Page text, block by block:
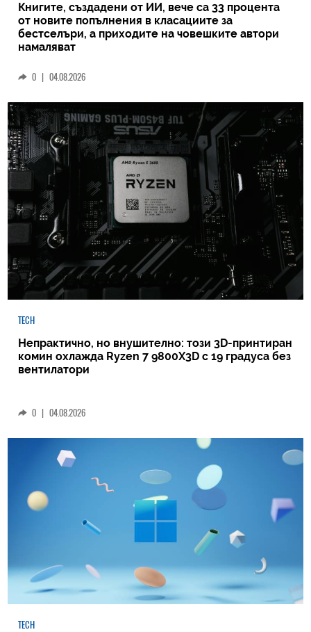
Книгите, създадени от ИИ, вече са 33 процента
от новите попълнения в класациите за
бестселъри, а приходите на човешките автори
намаляват
0 04.08.2026
TECH
Непрактично, но внушително: този 3D-принтиран
комин охлажда Ryzen 7 9800X3D с 19 градуса без
вентилатори
0 | 04.08.2026
TECH